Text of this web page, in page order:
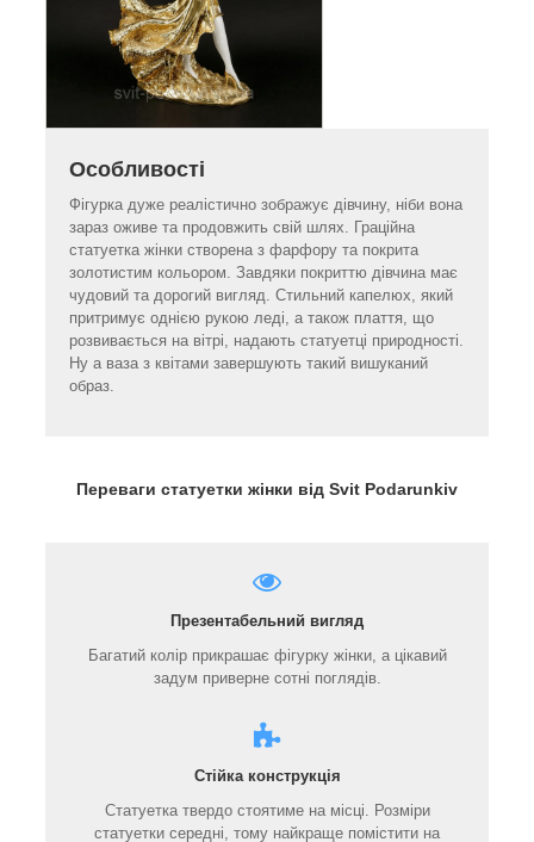
Особливості
Фігурка дуже реалістично зображує дівчину, ніби вона
зараз оживе та продовжить свій шлях. Граційна
статуетка жінки створена з фарфору та покрита
золотистим кольором. Завдяки покриттю дівчина має
чудовий та дорогий вигляд. Стильний капелюх, який
притримує однією рукою леді, а також плаття, що
розвивається на вітрі, надають статуетці природності.
Ну а ваза з квітами завершують такий вишуканий
образ.
Переваги статуетки жінки від Svit Podarunkiv
Презентабельний вигляд
Багатий колір прикрашає фігурку жінки, а цікавий
задум приверне сотні поглядів.
Стійка конструкція
Статуетка твердо стоятиме на місці. Розміри
статуетки середні, тому найкраще помістити на